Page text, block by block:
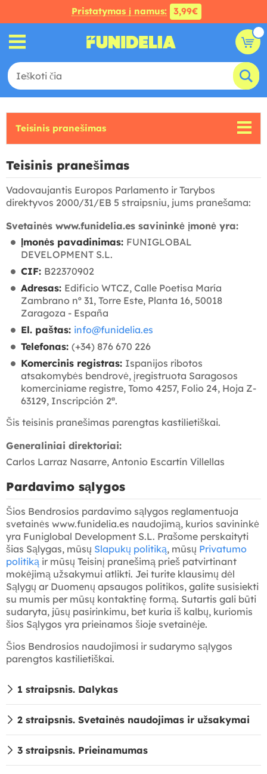
Pristatymas į namus: 3,99€
Teisinis pranešimas
Teisinis pranešimas
Vadovaujantis Europos Parlamento ir Tarybos
direktyvos 2000/31/EB 5 straipsniu, jums pranešama:
Svetainės www.funidelia.es savininkė įmonė yra:
Įmonės pavadinimas: FUNIGLOBAL
DEVELOPMENT S.L.
CIF: B22370902
Adresas: Edificio WTCZ, Calle Poetisa María
Zambrano nº 31, Torre Este, Planta 16, 50018
Zaragoza - España
El. paštas: info@funidelia.es
Telefonas: (+34) 876 670 226
Komercinis registras: Ispanijos ribotos
atsakomybės bendrovė, įregistruota Saragosos
komerciniame registre, Tomo 4257, Folio 24, Hoja Z-
63129, Inscripción 2ª.
Šis teisinis pranešimas parengtas kastilietiškai.
Generaliniai direktoriai:
Carlos Larraz Nasarre, Antonio Escartín Villellas
Pardavimo sąlygos
Šios Bendrosios pardavimo sąlygos reglamentuoja
svetainės www.funidelia.es naudojimą, kurios savininkė
yra Funiglobal Development S.L. Prašome perskaityti
šias Sąlygas, mūsų Slapukų politiką, mūsų Privatumo
politiką ir mūsų Teisinį pranešimą prieš patvirtinant
mokėjimą užsakymui atlikti. Jei turite klausimų dėl
Sąlygų ar Duomenų apsaugos politikos, galite susisiekti
su mumis per mūsų kontaktinę formą. Sutartis gali būti
sudaryta, jūsų pasirinkimu, bet kuria iš kalbų, kuriomis
šios Sąlygos yra prieinamos šioje svetainėje.
Šios Bendrosios naudojimosi ir sudarymo sąlygos
parengtos kastilietiškai.
1 straipsnis. Dalykas
2 straipsnis. Svetainės naudojimas ir užsakymai
3 straipsnis. Prieinamumas